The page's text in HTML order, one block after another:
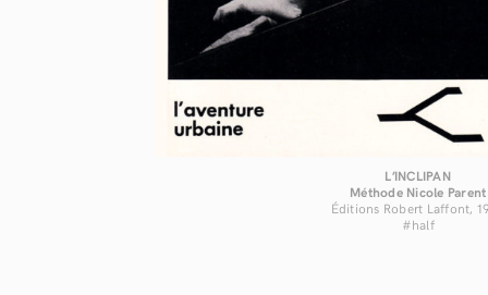
L’INCLIPAN
Méthode Nicole Parent
Éditions Robert Laffont,
#half